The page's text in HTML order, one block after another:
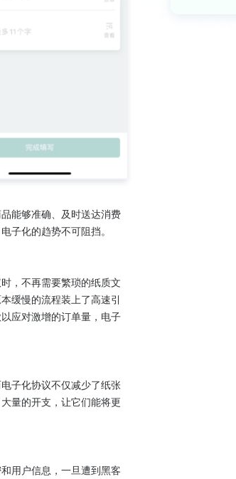
能够准确、及时送达消费
子化的趋势不可阻挡。
，不再需要繁琐的纸质文
缓慢的流程装上了高速引
应对激增的订单量，电子
子化协议不仅减少了纸张
量的开支，让它们能将更
用户信息，一旦遭到黑客